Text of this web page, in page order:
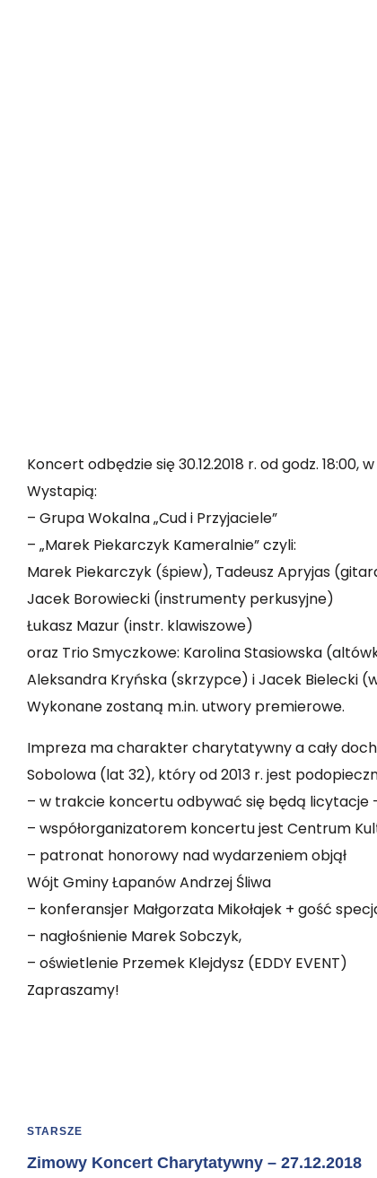
Koncert odbędzie się 30.12.2018 r. od godz. 18:00,
Wystapią:
– Grupa Wokalna „Cud i Przyjaciele”
– „Marek Piekarczyk Kameralnie” czyli:
Marek Piekarczyk (śpiew), Tadeusz Apryjas
Jacek Borowiecki (instrumenty perkusyjne)
Łukasz Mazur (instr. klawiszowe)
oraz Trio Smyczkowe: Karolina Stasiowska
Aleksandra Kryńska (skrzypce) i Jacek Bielecki
Wykonane zostaną m.in. utwory premierowe.
Impreza ma charakter charytatywny a cały
Sobolowa (lat 32), który od 2013 r. jest
– w trakcie koncertu odbywać się będą
– współorganizatorem koncertu jest Centrum
– patronat honorowy nad wydarzeniem objął
Wójt Gminy Łapanów Andrzej Śliwa
– konferansjer Małgorzata Mikołajek + gość
– nagłośnienie Marek Sobczyk,
– oświetlenie Przemek Klejdysz (EDDY EVENT)
Zapraszamy!
STARSZE
Zimowy Koncert Charytatywny – 27.12.2018